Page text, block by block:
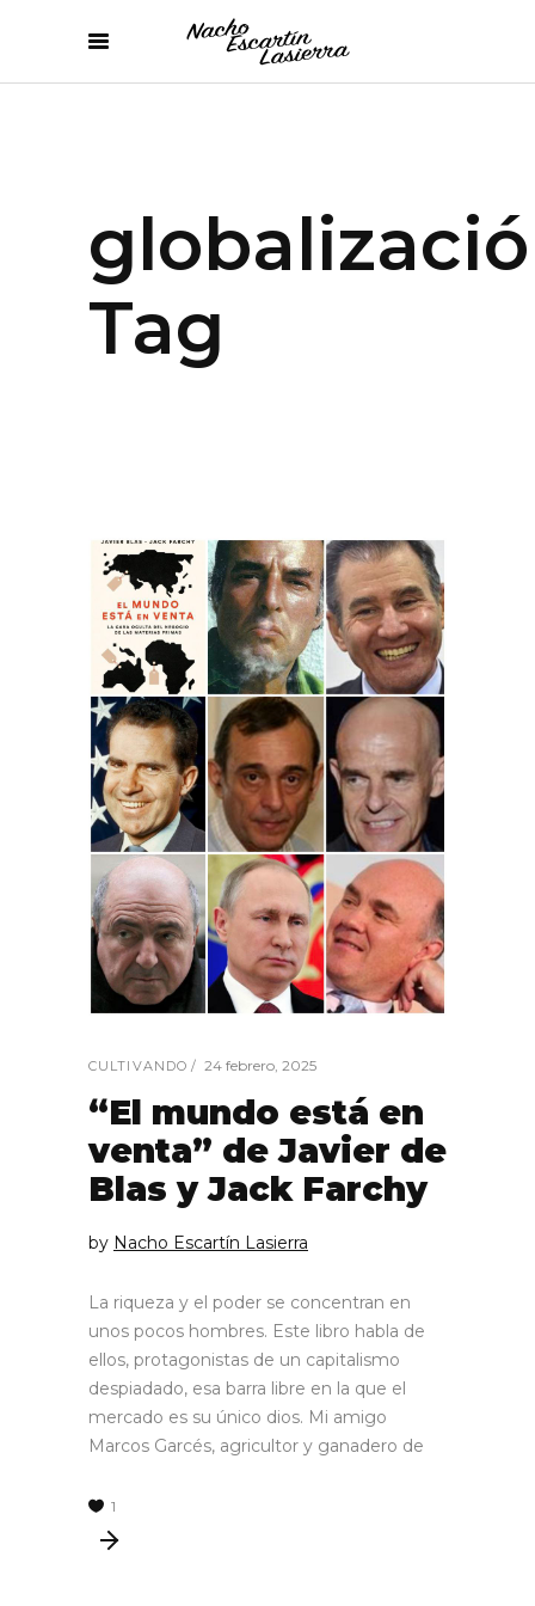
Tag
CULTIVANDO 24 febrero, 2025
“El mundo está en
venta” de Javier de
Blas y Jack Farchy
by Nacho Escartín Lasierra
La riqueza y el poder se concentran en
unos pocos hombres. Este libro habla de
ellos, protagonistas de un capitalismo
despiadado, esa barra libre en la que el
mercado es su único dios. Mi amigo
Marcos Garcés, agricultor y ganadero de
1